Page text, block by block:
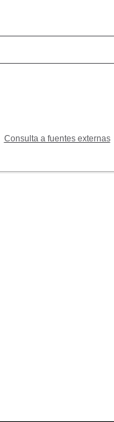
Consulta a fuentes externas